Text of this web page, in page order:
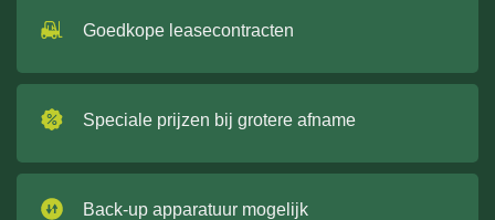
Goedkope leasecontracten
Speciale prijzen bij grotere afname
Back-up apparatuur mogelijk